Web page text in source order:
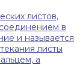
листов,
в
и называется
листы
а